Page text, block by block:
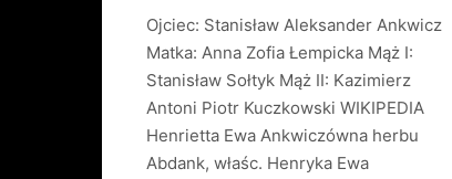
Ojciec: Stanisław Aleksander Ankwicz
Matka: Anna Zofia Łempicka Mąż I:
Stanisław Sołtyk Mąż II: Kazimierz
Antoni Piotr Kuczkowski WIKIPEDIA
Henrietta Ewa Ankwiczówna herbu
Abdank, właśc. Henryka Ewa